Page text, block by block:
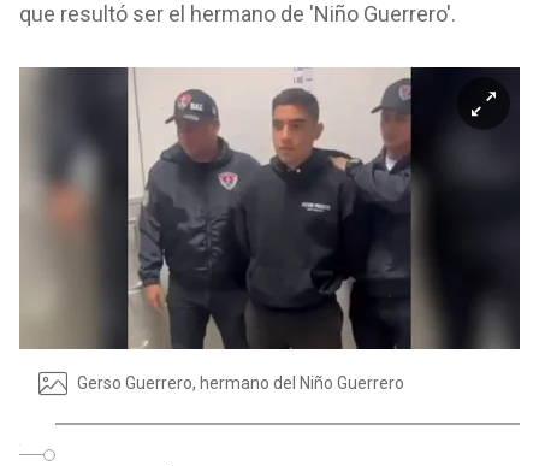
que resultó ser el hermano de 'Niño Guerrero'.
Gerso Guerrero, hermano del Niño Guerrero